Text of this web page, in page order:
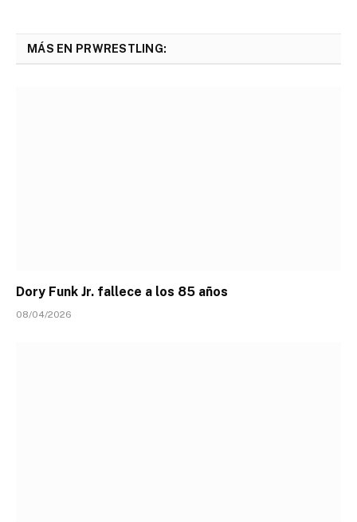
MÁS EN PRWRESTLING:
Dory Funk Jr. fallece a los 85 años
08/04/2026